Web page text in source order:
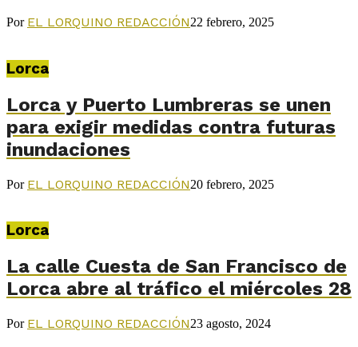
Por EL LORQUINO REDACCIÓN22 febrero, 2025
Lorca
Lorca y Puerto Lumbreras se unen
para exigir medidas contra futuras
inundaciones
Por EL LORQUINO REDACCIÓN20 febrero, 2025
Lorca
La calle Cuesta de San Francisco de
Lorca abre al tráfico el miércoles 28
Por EL LORQUINO REDACCIÓN23 agosto, 2024